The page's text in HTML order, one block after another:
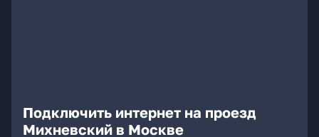
Подключить интернет на проезд
Михневский в Москве